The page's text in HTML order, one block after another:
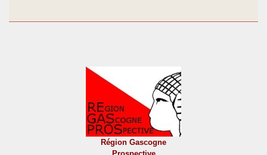
Région Gascogne